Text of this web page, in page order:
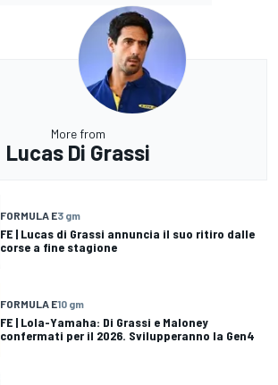
More from
Lucas Di Grassi
FORMULA E3 gm
FE | Lucas di Grassi annuncia il suo ritiro dalle
corse a fine stagione
FORMULA E10 gm
FE | Lola-Yamaha: Di Grassi e Maloney
confermati per il 2026. Svilupperanno la Gen4